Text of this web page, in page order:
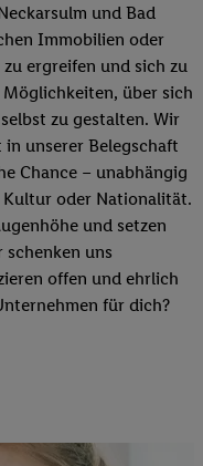
und Bad
Immobilien oder
ergreifen und sich zu
über sich
zu gestalten. Wir
unserer Belegschaft
Chance – unabhängig
Kultur oder Nationalität.
und setzen
schenken uns
offen und ehrlich
für dich?